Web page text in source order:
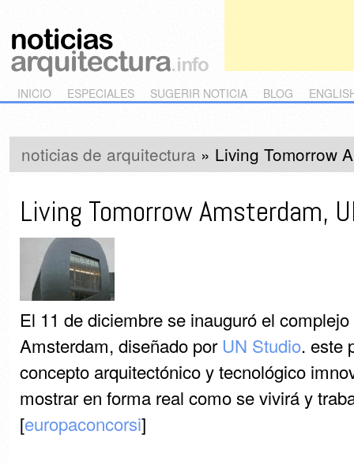
Main menu
Skip to primary content
Skip to secondary content
INICIO ESPECIALES SUGERIR NOTICIA BLOG
noticias de arquitectura » Living Tomorrow
Living Tomorrow Amsterdam,
El 11 de diciembre se inauguró el complejo
Amsterdam, diseñado por UN Studio. este
concepto arquitectónico y tecnológico
mostrar en forma real como se vivirá y
[europaconcorsi]